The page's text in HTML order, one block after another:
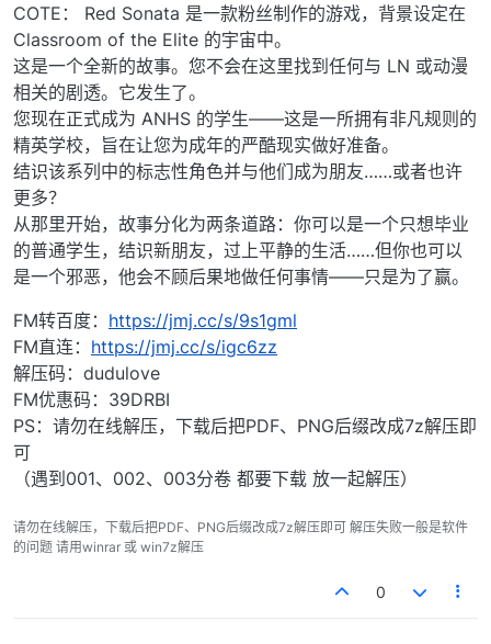
COTE： Red Sonata 是一款粉丝制作的游戏，背景设定在
Classroom of the Elite 的宇宙中。
这是一个全新的故事。您不会在这里找到任何与 LN 或动漫
相关的剧透。它发生了。
您现在正式成为 ANHS 的学生——这是一所拥有非凡规则的
精英学校，旨在让您为成年的严酷现实做好准备。
结识该系列中的标志性角色并与他们成为朋友……或者也许
更多？
从那里开始，故事分化为两条道路：你可以是一个只想毕业
的普通学生，结识新朋友，过上平静的生活……但你也可以
是一个邪恶，他会不顾后果地做任何事情——只是为了赢。
FM转百度： https://jmj.cc/s/9s1gml
FM直连： https://jmj.cc/s/igc6zz
解压码：dudulove
FM优惠码：39DRBI
PS：请勿在线解压，下载后把PDF、PNG后缀改成7z解压即
可
（遇到001、002、003分卷 都要下载 放一起解压）
请勿在线解压，下载后把PDF、PNG后缀改成7z解压即可 解压失败一般是软件
的问题 请用winrar 或 win7z解压
0